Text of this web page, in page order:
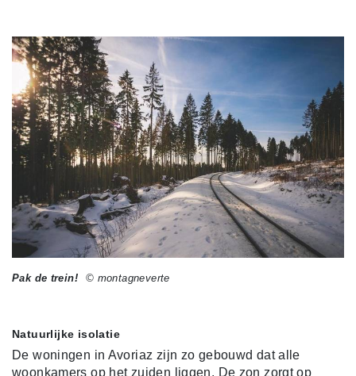
Pak de trein! © montagneverte
Natuurlijke isolatie
De woningen in Avoriaz zijn zo gebouwd dat alle
woonkamers op het zuiden liggen. De zon zorgt op